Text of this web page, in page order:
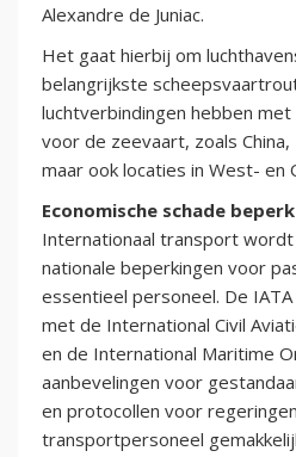
Alexandre de Juniac.
Het gaat hierbij om
belangrijkste
luchtverbindingen hebben
voor de zeevaart, zoals China,
maar ook locaties in West- en
Economische schade
Internationaal transport
nationale beperkingen voor
essentieel personeel. De
met de International Civil
en de International Maritime
aanbevelingen voor
en protocollen voor
transportpersoneel